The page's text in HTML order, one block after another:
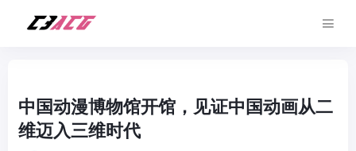
中国动漫博物馆开馆，见证中国动画从二
维迈入三维时代